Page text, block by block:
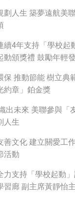
劃人生 築夢遠航美
續4年支持「學校起
動頒獎禮 鼓勵年輕
保 推動節能 樹立典
約章」鉑金獎
出未來 美聯參與「
人生
善文化 建立關愛工
活動
力支持「學校起動
習廊 副主席黃靜怡